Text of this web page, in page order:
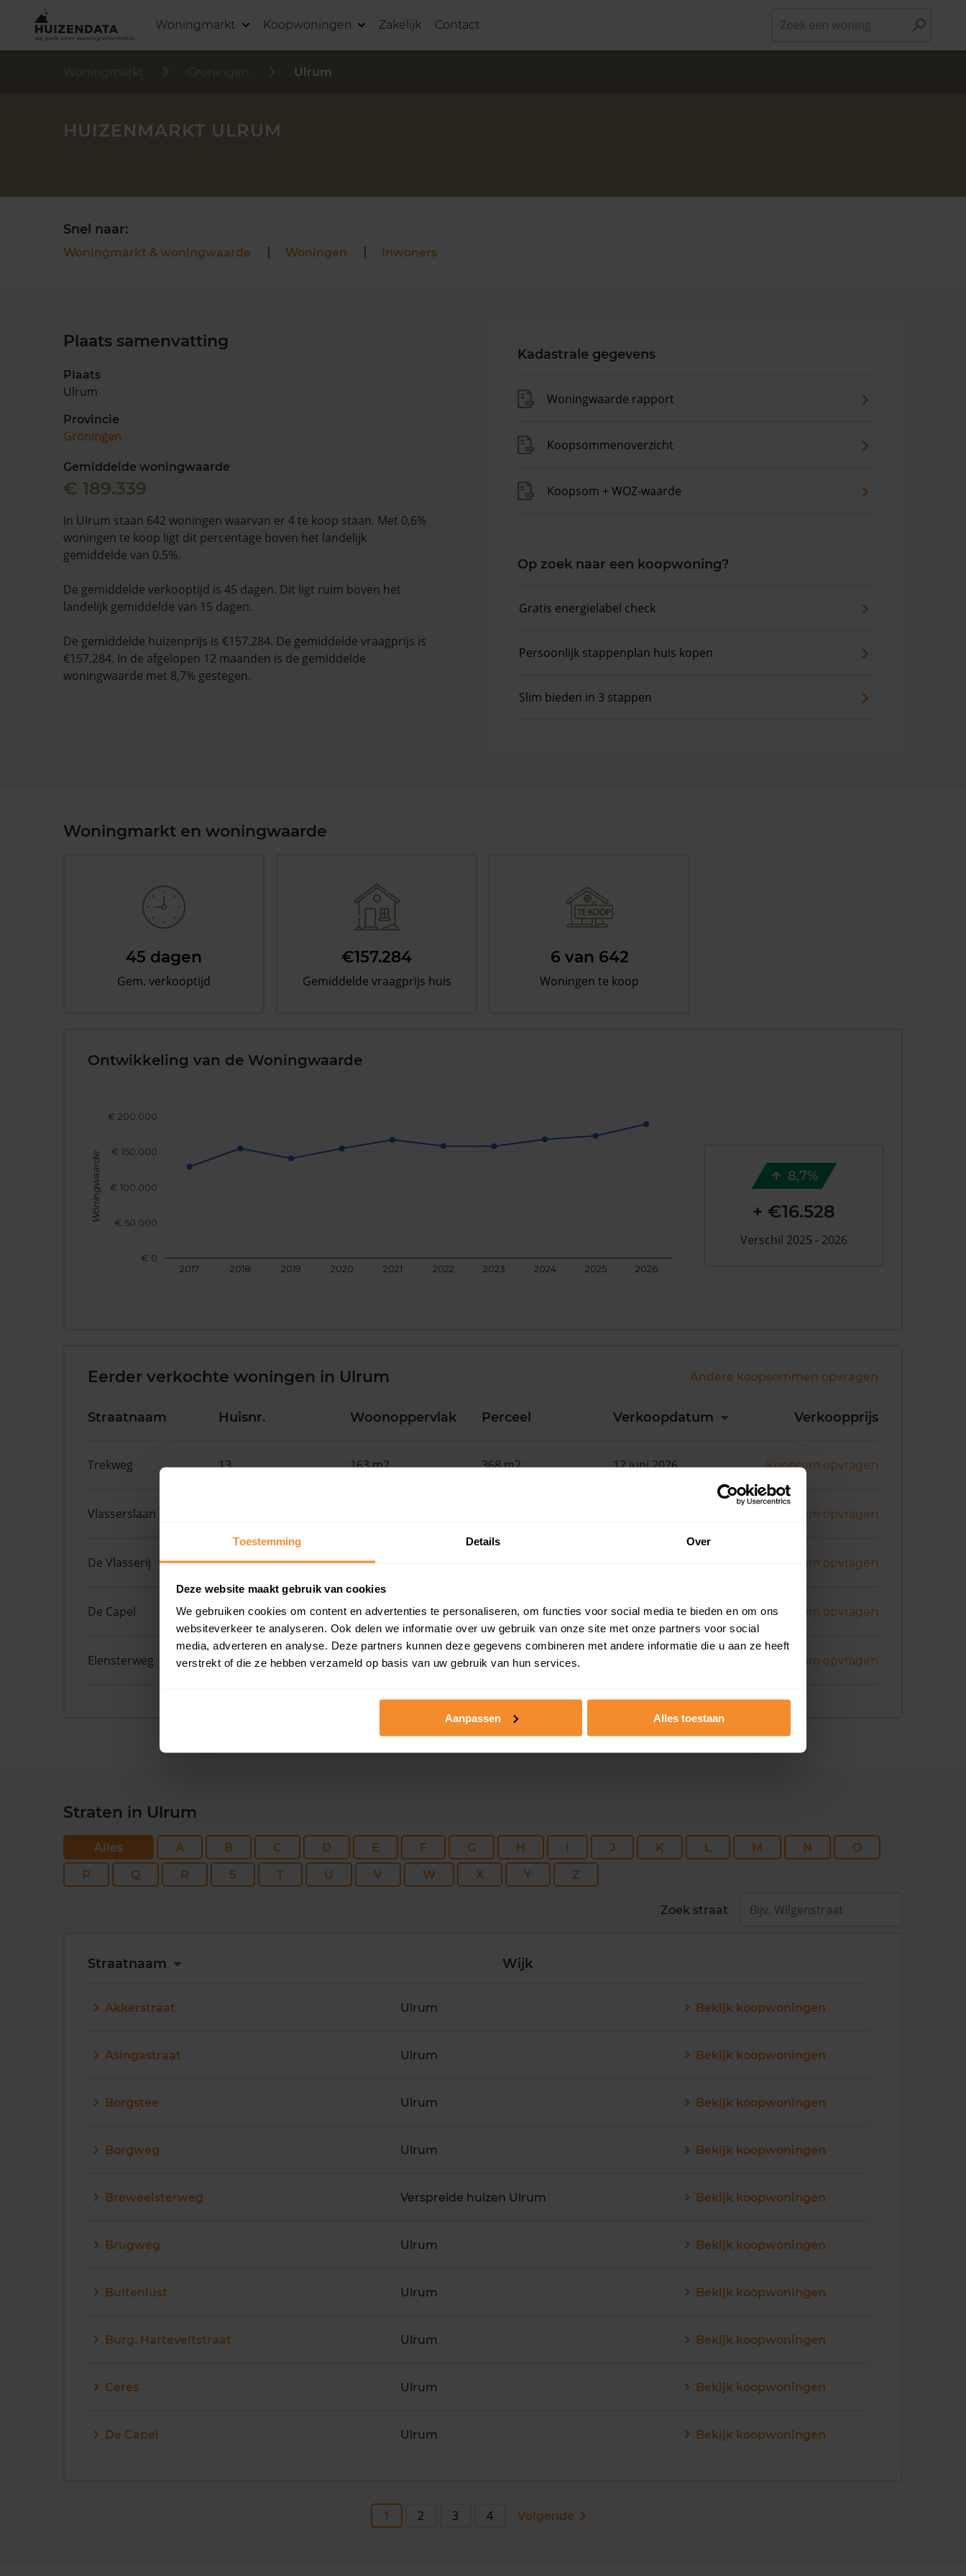
Toestemming Details Over
Deze website maakt gebruik van cookies
We gebruiken cookies om content en advertenties te personaliseren, om functies voor social media te bieden en om ons
websiteverkeer te analyseren. Ook delen we informatie over uw gebruik van onze site met onze partners voor social
media, adverteren en analyse. Deze partners kunnen deze gegevens combineren met andere informatie die u aan ze heeft
verstrekt of die ze hebben verzameld op basis van uw gebruik van hun services.
Aanpassen Alles toestaan
Woningmarkt Koopwoningen Zakelijk Contact
Woningmarkt Groningen Ulrum
HUIZENMARKT ULRUM
Snel naar:
Woningmarkt & woningwaarde Woningen Inwoners
Plaats samenvatting
Plaats
Ulrum
Provincie
Groningen
Gemiddelde woningwaarde
€ 189.339
In Ulrum staan 642 woningen waarvan er 4 te koop staan. Met 0,6%
woningen te koop ligt dit percentage boven het landelijk
gemiddelde van 0.5%.
De gemiddelde verkooptijd is 45 dagen. Dit ligt ruim boven het
landelijk gemiddelde van 15 dagen.
De gemiddelde huizenprijs is €157.284. De gemiddelde vraagprijs is
€157.284. In de afgelopen 12 maanden is de gemiddelde
woningwaarde met 8,7% gestegen.
Kadastrale gegevens
Woningwaarde rapport
Koopsommenoverzicht
Koopsom + WOZ-waarde
Op zoek naar een koopwoning?
Gratis energielabel check
Persoonlijk stappenplan huis kopen
Slim bieden in 3 stappen
Woningmarkt en woningwaarde
45 dagen
Gem. verkooptijd
€157.284
Gemiddelde vraagprijs huis
6 van 642
Woningen te koop
Ontwikkeling van de Woningwaarde
2017 2018 2019 2020 2021 2022 2023 2024 2025 2026
€ 0
€ 50.000
€ 100.000
€ 150.000
€ 200.000
Woningwaarde 8,7%
+ €16.528
Verschil 2025 - 2026
Eerder verkochte woningen in Ulrum Andere koopsommen opvragen
Straatnaam Huisnr. Woonoppervlak Perceel Verkoopdatum Verkoopprijs
Trekweg 13 163 m2 368 m2 12 juni 2026 Koopsom opvragen
Vlasserslaan Koopsom opvragen
De Vlasserij 20 90 m2 Koopsom opvragen
De Capel 3 110 m2 164 m2 04 mei 2026 Koopsom opvragen
Elensterweg 17B 295 m2 1.210 m2 Koopsom opvragen
Straten in Ulrum
Alles A B C D E F G H I J K L M N
O
P
Q R S T U V W X Y Z
Zoek straat
Straatnaam Wijk
Akkerstraat Ulrum Bekijk koopwoningen
Asingastraat Ulrum Bekijk koopwoningen
Borgstee Ulrum Bekijk koopwoningen
Borgweg Ulrum Bekijk koopwoningen
Breweelsterweg Verspreide huizen Ulrum Bekijk koopwoningen
Brugweg Ulrum Bekijk koopwoningen
Buitenlust Ulrum Bekijk koopwoningen
Burg. Harteveltstraat Ulrum Bekijk koopwoningen
Ceres Ulrum Bekijk koopwoningen
De Capel Ulrum Bekijk koopwoningen
1 2 3 4 Volgende